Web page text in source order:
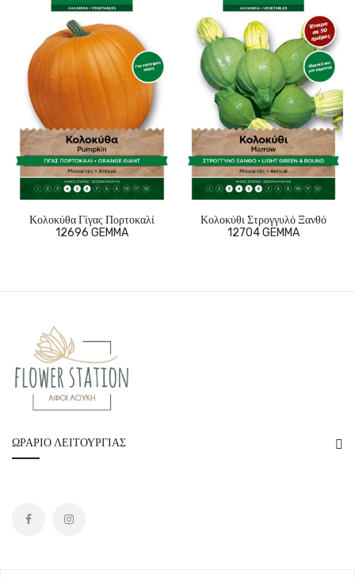
Κολοκύθα Γίγας Πορτοκαλί
12696 GEMMA
Κολοκύθι Στρογγυλό Ξανθό
12704 GEMMA
ΩΡΆΡΙΟ ΛΕΙΤΟΥΡΓΊΑΣ